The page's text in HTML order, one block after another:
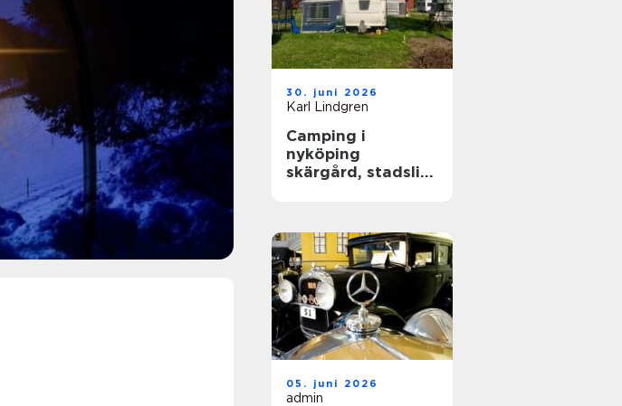
30. juni 2026
Karl Lindgren
Camping i
nyköping
skärgård, stadsliv
05. juni 2026
admin